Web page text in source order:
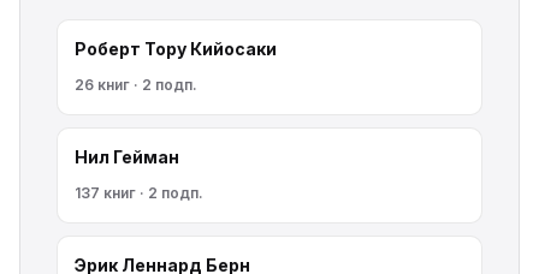
Роберт Тору Кийосаки
26 книг · 2 подп.
Нил Гейман
137 книг · 2 подп.
Эрик Леннард Берн